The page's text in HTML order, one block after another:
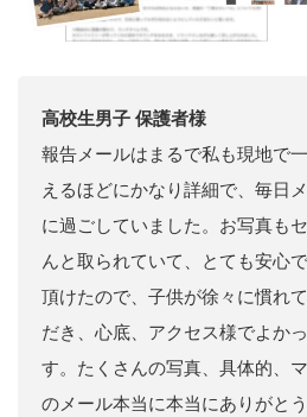
高校生男子 保護者様
報告メールはまるで私も現地で
えるほどにかなり詳細で、毎日
に過ごしていました。お写真も
んと取られていて、とても安心
頂けたので、子供が徐々に慣れ
だき、心底、アクセス様でよか
す。たくさんの写真、具体的、
のメール本当に本当にありがとう